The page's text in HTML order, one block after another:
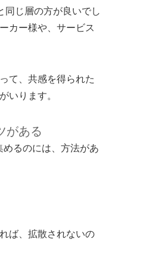
同じ層の方が良いでし
カー様や、サービス
て、共感を得られた
いります。
がある
るのには、方法があ
ば、拡散されないの